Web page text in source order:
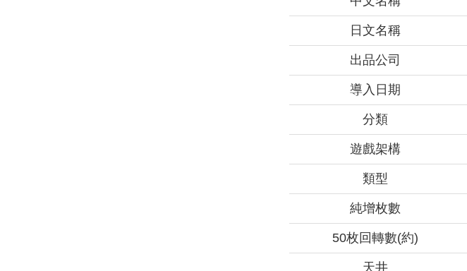
日文名稱
出品公司
導入日期
分類
遊戲架構
類型
純增枚數
50枚回轉數(約)
天井